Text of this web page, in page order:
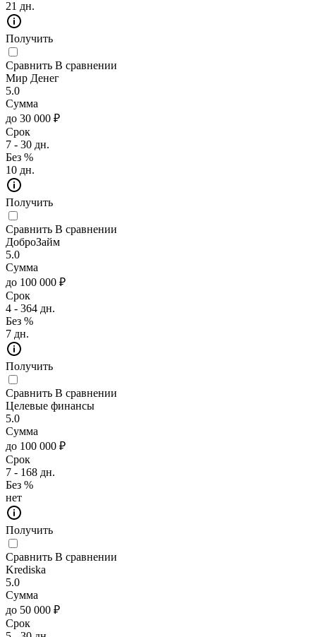
21 дн.
Получить
Сравнить В сравнении
Мир Денег
5.0
Сумма
до 30 000 ₽
Срок
7 - 30 дн.
Без %
10 дн.
Получить
Сравнить В сравнении
ДоброЗайм
5.0
Сумма
до 100 000 ₽
Срок
4 - 364 дн.
Без %
7 дн.
Получить
Сравнить В сравнении
Целевые финансы
5.0
Сумма
до 100 000 ₽
Срок
7 - 168 дн.
Без %
нет
Получить
Сравнить В сравнении
Krediska
5.0
Сумма
до 50 000 ₽
Срок